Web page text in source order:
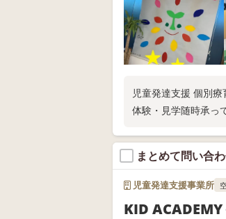
児童発達支援 個別
体験・見学随時承っ
まとめて問い合
児童発達支援事業所
KID